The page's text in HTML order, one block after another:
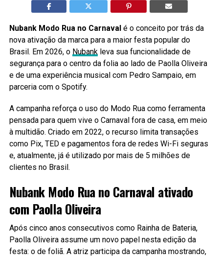
Nubank Modo Rua no Carnaval é o conceito por trás da
nova ativação da marca para a maior festa popular do
Brasil. Em 2026, o Nubankleva sua funcionalidade de
segurança para o centro da folia ao lado de Paolla Oliveira
e de uma experiência musical com Pedro Sampaio, em
parceria com o Spotify.
A campanha reforça o uso do Modo Rua como ferramenta
pensada para quem vive o Carnaval fora de casa, em meio
à multidão. Criado em 2022, o recurso limita transações
como Pix, TED e pagamentos fora de redes Wi-Fi seguras
e, atualmente, já é utilizado por mais de 5 milhões de
clientes no Brasil.
Nubank Modo Rua no Carnaval ativado
com Paolla Oliveira
Após cinco anos consecutivos como Rainha de Bateria,
Paolla Oliveira assume um novo papel nesta edição da
festa: o de foliã. A atriz participa da campanha mostrando,